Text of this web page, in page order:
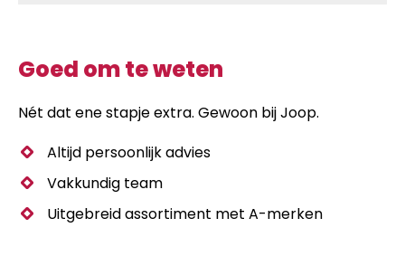
Goed om te weten
Nét dat ene stapje extra. Gewoon bij Joop.
Altijd persoonlijk advies
Vakkundig team
Uitgebreid assortiment met A-merken